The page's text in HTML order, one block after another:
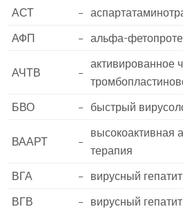
АСТ
–
АФП
– альфа-
АЧТВ –
активированное
БВО
– быстрый
ВААРТ –
высокоактивная
терапия
ВГА
– вирусный
ВГВ
– вирусный